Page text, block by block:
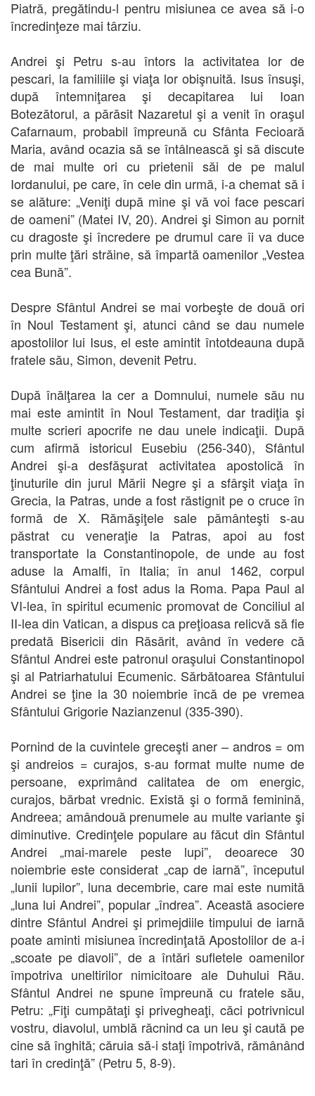
Piatră, pregătindu-l pentru misiunea ce avea să i-o
încredinţeze mai târziu.
Andrei şi Petru s-au întors la activitatea lor de
pescari, la familiile şi viaţa lor obişnuită. Isus însuşi,
după întemniţarea şi decapitarea lui Ioan
Botezătorul, a părăsit Nazaretul şi a venit în oraşul
Cafarnaum, probabil împreună cu Sfânta Fecioară
Maria, având ocazia să se întâlnească şi să discute
de mai multe ori cu prietenii săi de pe malul
Iordanului, pe care, în cele din urmă, i-a chemat să i
se alăture: „Veniţi după mine şi vă voi face pescari
de oameni” (Matei IV, 20). Andrei şi Simon au pornit
cu dragoste şi încredere pe drumul care îi va duce
prin multe ţări străine, să împartă oamenilor „Vestea
cea Bună”.
Despre Sfântul Andrei se mai vorbeşte de două ori
în Noul Testament şi, atunci când se dau numele
apostolilor lui Isus, el este amintit întotdeauna după
fratele său, Simon, devenit Petru.
După înălţarea la cer a Domnului, numele său nu
mai este amintit în Noul Testament, dar tradiţia şi
multe scrieri apocrife ne dau unele indicaţii. După
cum afirmă istoricul Eusebiu (256-340), Sfântul
Andrei şi-a desfăşurat activitatea apostolică în
ţinuturile din jurul Mării Negre şi a sfârşit viaţa în
Grecia, la Patras, unde a fost răstignit pe o cruce în
formă de X. Rămăşiţele sale pământeşti s-au
păstrat cu veneraţie la Patras, apoi au fost
transportate la Constantinopole, de unde au fost
aduse la Amalfi, în Italia; în anul 1462, corpul
Sfântului Andrei a fost adus la Roma. Papa Paul al
VI-lea, în spiritul ecumenic promovat de Conciliul al
II-lea din Vatican, a dispus ca preţioasa relicvă să fie
predată Bisericii din Răsărit, având în vedere că
Sfântul Andrei este patronul oraşului Constantinopol
şi al Patriarhatului Ecumenic. Sărbătoarea Sfântului
Andrei se ţine la 30 noiembrie încă de pe vremea
Sfântului Grigorie Nazianzenul (335-390).
Pornind de la cuvintele greceşti aner – andros = om
şi andreios = curajos, s-au format multe nume de
persoane, exprimând calitatea de om energic,
curajos, bărbat vrednic. Există şi o formă feminină,
Andreea; amândouă prenumele au multe variante şi
diminutive. Credinţele populare au făcut din Sfântul
Andrei „mai-marele peste lupi”, deoarece 30
noiembrie este considerat „cap de iarnă”, începutul
„lunii lupilor”, luna decembrie, care mai este numită
„luna lui Andrei”, popular „îndrea”. Această asociere
dintre Sfântul Andrei şi primejdiile timpului de iarnă
poate aminti misiunea încredinţată Apostolilor de a-i
„scoate pe diavoli”, de a întări sufletele oamenilor
împotriva uneltirilor nimicitoare ale Duhului Rău.
Sfântul Andrei ne spune împreună cu fratele său,
Petru: „Fiţi cumpătaţi şi privegheaţi, căci potrivnicul
vostru, diavolul, umblă răcnind ca un leu şi caută pe
cine să înghită; căruia să-i staţi împotrivă, rămânând
tari în credinţă” (Petru 5, 8-9).